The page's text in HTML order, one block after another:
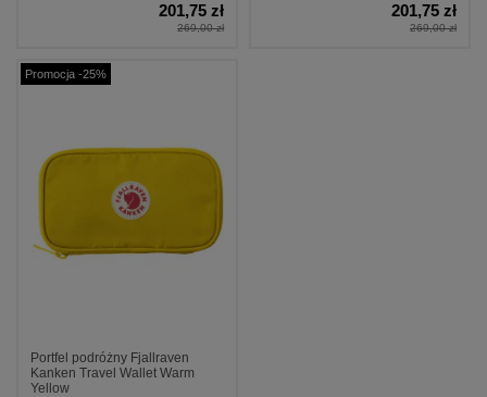
201,75 zł
269,00 zł
201,75 zł
269,00 zł
Promocja -25%
Portfel podróżny Fjallraven
Kanken Travel Wallet Warm
Yellow